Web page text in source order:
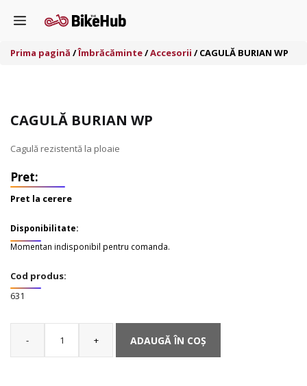
Menu
Prima pagină /Îmbrăcăminte/Accesorii / CAGULĂ BURIAN WP
CAGULĂ BURIAN WP
Cagulă rezistentă la ploaie
Pret la cerere
Disponibilitate:
Momentan indisponibil pentru comanda.
Cod produs:
631
-
Cantitate
CAGULĂ
+ ADAUGĂ ÎN COȘ